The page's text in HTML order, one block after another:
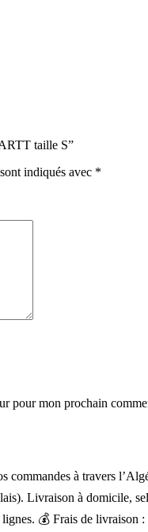
taille S”
indiqués avec *
pour mon prochain
à travers
Livraison à domicile,
💰 Frais de